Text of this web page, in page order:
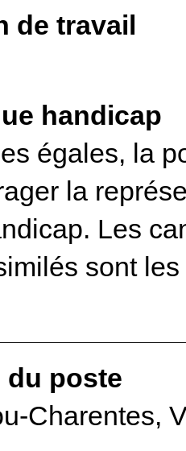
de travail
handicap
égales, la
la
Les
sont
poste
Charentes,